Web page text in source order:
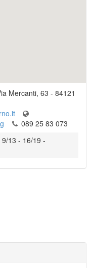
Mercanti, 63 - 84121
089 25 83 073
13 - 16/19 -